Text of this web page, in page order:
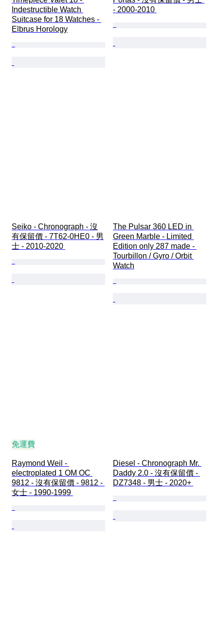
Indestructible Watch
Suitcase for 18 Watches -
Elbrus Horology
- 2000-2010
Seiko - Chronograph - 沒
有保留價 - 7T62-0HE0 - 男
士 - 2010-2020
The Pulsar 360 LED in
Green Marble - Limited
Edition only 287 made -
Tourbillon / Gyro / Orbit
Watch
免運費
Raymond Weil -
electroplated 1 OM OC
9812 - 沒有保留價 - 9812 -
女士 - 1990-1999
Diesel - Chronograph Mr.
Daddy 2.0 - 沒有保留價 -
DZ7348 - 男士 - 2020+